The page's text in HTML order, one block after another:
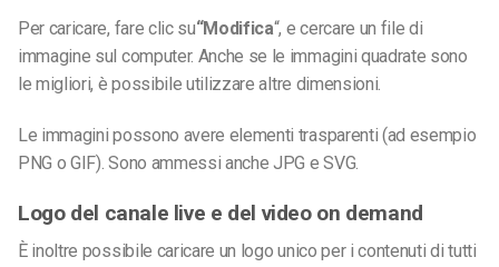
Per caricare, fare clic su“Modifica“, e cercare un file di
immagine sul computer. Anche se le immagini quadrate sono
le migliori, è possibile utilizzare altre dimensioni.
Le immagini possono avere elementi trasparenti (ad esempio
PNG o GIF). Sono ammessi anche JPG e SVG.
Logo del canale live e del video on demand
È inoltre possibile caricare un logo unico per i contenuti di tutti